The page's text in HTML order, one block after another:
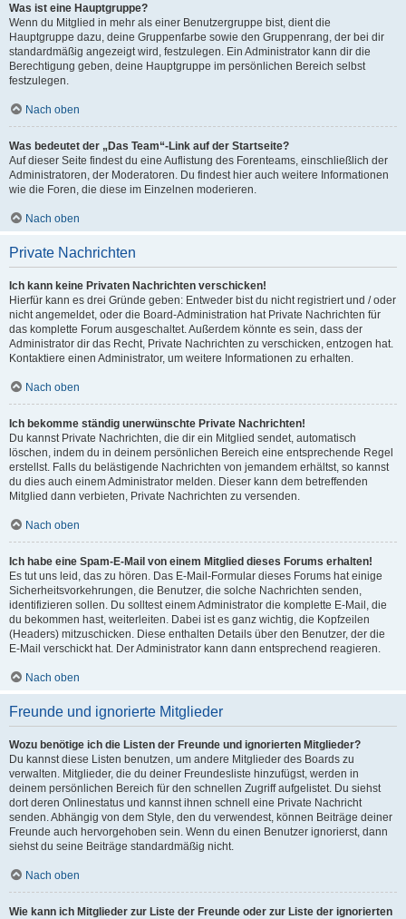
Was ist eine Hauptgruppe?
Wenn du Mitglied in mehr als einer Benutzergruppe bist, dient die
Hauptgruppe dazu, deine Gruppenfarbe sowie den Gruppenrang, der bei dir
standardmäßig angezeigt wird, festzulegen. Ein Administrator kann dir die
Berechtigung geben, deine Hauptgruppe im persönlichen Bereich selbst
festzulegen.
Nach oben
Was bedeutet der „Das Team“-Link auf der Startseite?
Auf dieser Seite findest du eine Auflistung des Forenteams, einschließlich der
Administratoren, der Moderatoren. Du findest hier auch weitere Informationen
wie die Foren, die diese im Einzelnen moderieren.
Nach oben
Private Nachrichten
Ich kann keine Privaten Nachrichten verschicken!
Hierfür kann es drei Gründe geben: Entweder bist du nicht registriert und / oder
nicht angemeldet, oder die Board-Administration hat Private Nachrichten für
das komplette Forum ausgeschaltet. Außerdem könnte es sein, dass der
Administrator dir das Recht, Private Nachrichten zu verschicken, entzogen hat.
Kontaktiere einen Administrator, um weitere Informationen zu erhalten.
Nach oben
Ich bekomme ständig unerwünschte Private Nachrichten!
Du kannst Private Nachrichten, die dir ein Mitglied sendet, automatisch
löschen, indem du in deinem persönlichen Bereich eine entsprechende Regel
erstellst. Falls du belästigende Nachrichten von jemandem erhältst, so kannst
du dies auch einem Administrator melden. Dieser kann dem betreffenden
Mitglied dann verbieten, Private Nachrichten zu versenden.
Nach oben
Ich habe eine Spam-E-Mail von einem Mitglied dieses Forums erhalten!
Es tut uns leid, das zu hören. Das E-Mail-Formular dieses Forums hat einige
Sicherheitsvorkehrungen, die Benutzer, die solche Nachrichten senden,
identifizieren sollen. Du solltest einem Administrator die komplette E-Mail, die
du bekommen hast, weiterleiten. Dabei ist es ganz wichtig, die Kopfzeilen
(Headers) mitzuschicken. Diese enthalten Details über den Benutzer, der die
E-Mail verschickt hat. Der Administrator kann dann entsprechend reagieren.
Nach oben
Freunde und ignorierte Mitglieder
Wozu benötige ich die Listen der Freunde und ignorierten Mitglieder?
Du kannst diese Listen benutzen, um andere Mitglieder des Boards zu
verwalten. Mitglieder, die du deiner Freundesliste hinzufügst, werden in
deinem persönlichen Bereich für den schnellen Zugriff aufgelistet. Du siehst
dort deren Onlinestatus und kannst ihnen schnell eine Private Nachricht
senden. Abhängig von dem Style, den du verwendest, können Beiträge deiner
Freunde auch hervorgehoben sein. Wenn du einen Benutzer ignorierst, dann
siehst du seine Beiträge standardmäßig nicht.
Nach oben
Wie kann ich Mitglieder zur Liste der Freunde oder zur Liste der ignorierten